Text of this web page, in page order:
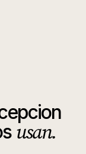
usan.